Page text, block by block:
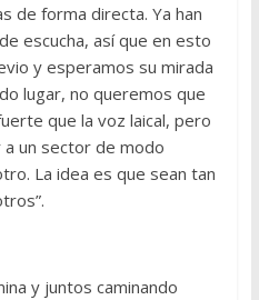
de forma directa. Ya han
escucha, así que en esto
y esperamos su mirada
lugar, no queremos que
que la voz laical, pero
un sector de modo
La idea es que sean tan
y juntos caminando